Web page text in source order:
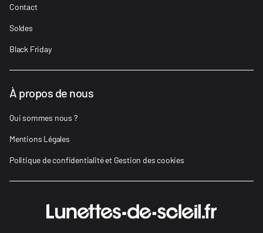
Contact
Soldes
Black Friday
À propos de nous
Qui sommes nous ?
Mentions Légales
Politique de confidentialité et Gestion des cookies